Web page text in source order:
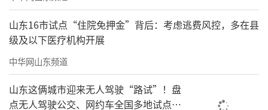
山东16市试点“住院免押金”背后：考虑逃费风控，多在县
级及以下医疗机构开展
中华网山东频道
山东这俩城市迎来无人驾驶“路试”！盘
点无人驾驶公交、网约车全国多地试点之